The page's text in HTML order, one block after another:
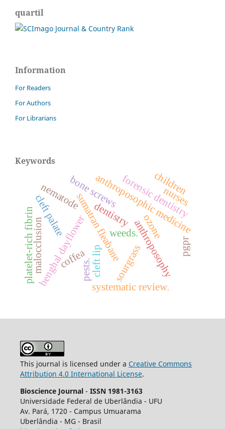
quartil
Information
For Readers
For Authors
For Librarians
Keywords
benghal dayflower sourgrass
sumatran fleabaneweeds.anthroposophy
anthroposophic medicine
dentistryforensic dentistry
systematic review.
bone screws
cleft lip
cleft palate ozone
platelet-rich fibrin coffea
nematode
pests.
nurses
children
malocclusion pgpr
This journal is licensed under a Creative Commons
Attribution 4.0 International License.
Bioscience Journal - ISSN 1981-3163
Universidade Federal de Uberlândia - UFU
Av. Pará, 1720 - Campus Umuarama
Uberlândia - MG - Brasil